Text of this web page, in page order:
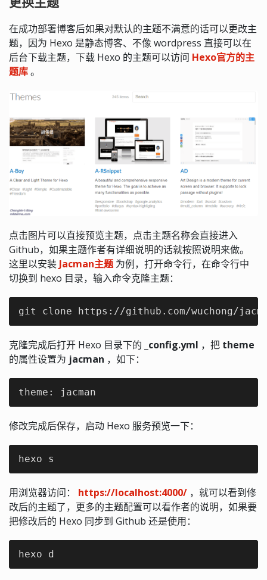
在成功部署博客后如果对默认的主题不满意的话可以更改主
题，因为 Hexo 是静态博客、不像 wordpress 直接可以在
后台下载主题，下载 Hexo 的主题可以访问 Hexo官方的主
题库。
点击图片可以直接预览主题，点击主题名称会直接进入
Github，如果主题作者有详细说明的话就按照说明来做。
这里以安装 Jacman主题为例，打开命令行，在命令行中
切换到 hexo 目录，输入命令克隆主题：
git clone https://github.com/wuchong/
克隆完成后打开 Hexo 目录下的 _config.yml ，把 theme
的属性设置为 jacman ，如下：
theme: jacman
修改完成后保存，启动 Hexo 服务预览一下：
hexo s
用浏览器访问： https://localhost:4000/ ，就可以看到修
改后的主题了，更多的主题配置可以看作者的说明，如果要
把修改后的 Hexo 同步到 Github 还是使用：
hexo d